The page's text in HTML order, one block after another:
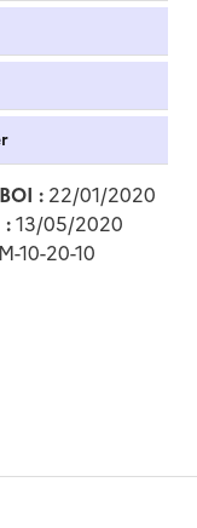
: 22/01/2020
:13/05/2020
10-20-10
pdf